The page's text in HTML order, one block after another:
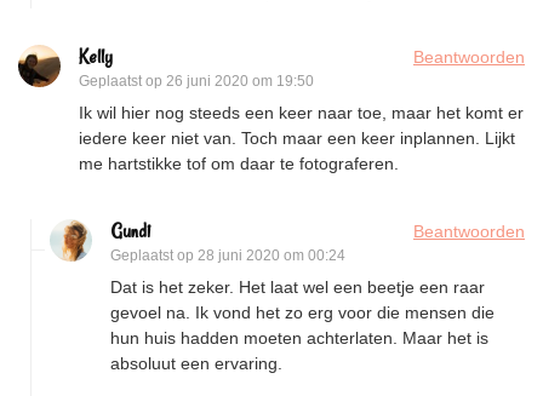
Kelly
Geplaatst op 26 juni 2020 om 19:50
Beantwoorden
Ik wil hier nog steeds een keer naar toe, maar het komt er
iedere keer niet van. Toch maar een keer inplannen. Lijkt
me hartstikke tof om daar te fotograferen.
Gundi
Geplaatst op 28 juni 2020 om 00:24
Beantwoorden
Dat is het zeker. Het laat wel een beetje een raar
gevoel na. Ik vond het zo erg voor die mensen die
hun huis hadden moeten achterlaten. Maar het is
absoluut een ervaring.